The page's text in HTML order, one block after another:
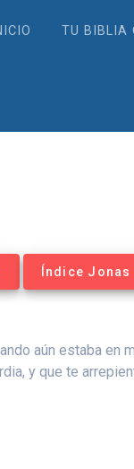
TU BIBLIA
Índice Jonas
aún estaba
y que te